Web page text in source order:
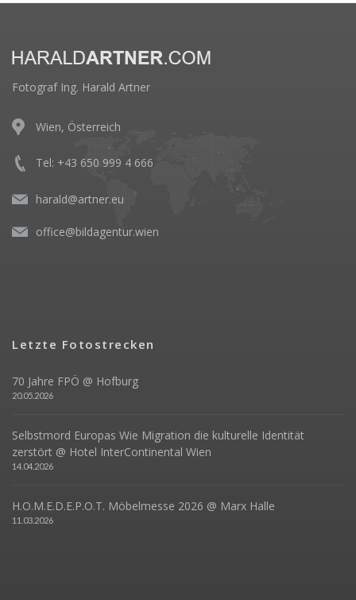
Fotograf Ing. Harald Artner
Wien, Österreich
Tel: +43 650 999 4 666
harald@artner.eu
office@bildagentur.wien
Letzte Fotostrecken
70 Jahre FPÖ @ Hofburg
20.05.2026
Selbstmord Europas Wie Migration die kulturelle Identität
zerstört @ Hotel InterContinental Wien
14.04.2026
H.O.M.E.D.E.P.O.T. Möbelmesse 2026 @ Marx Halle
11.03.2026